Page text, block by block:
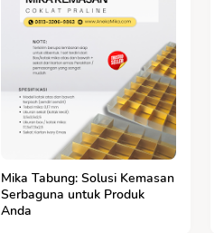
Mika Tabung: Solusi Kemasan
Serbaguna untuk Produk
Anda